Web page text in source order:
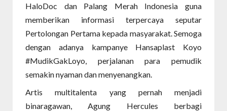
HaloDoc dan Palang Merah Indonesia guna
memberikan informasi terpercaya seputar
Pertolongan Pertama kepada masyarakat. Semoga
dengan adanya kampanye Hansaplast Koyo
#MudikGakLoyo, perjalanan para pemudik
semakin nyaman dan menyenangkan.
Artis multitalenta yang pernah menjadi
binaragawan, Agung Hercules berbagi